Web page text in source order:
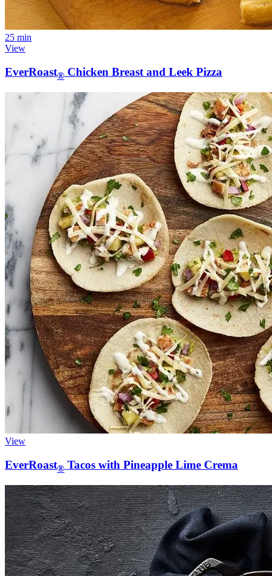
25 min
View
EverRoast® Chicken Breast and Leek Pizza
View
EverRoast® Tacos with Pineapple Lime Crema